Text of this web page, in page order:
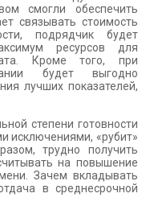
смогли обеспечить
связывать стоимость
подрядчик будет
ресурсов для
Кроме того, при
будет выгодно
лучших показателей,
степени готовности
исключениями, «рубит»
трудно получить
на повышение
Зачем вкладывать
в среднесрочной